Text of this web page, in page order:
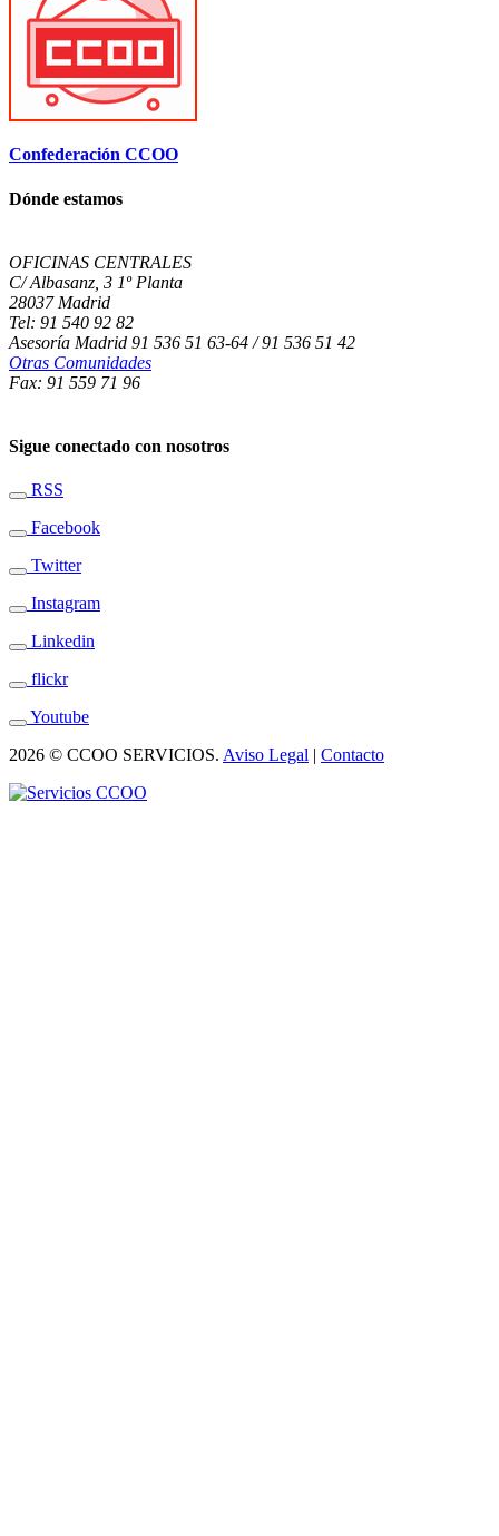
Confederación CCOO
Dónde estamos
OFICINAS CENTRALES
C/ Albasanz, 3 1º Planta
28037 Madrid
Tel: 91 540 92 82
Asesoría Madrid 91 536 51 63-64 / 91 536 51 42
Otras Comunidades
Fax: 91 559 71 96
Sigue conectado con nosotros
RSS
Facebook
Twitter
Instagram
Linkedin
flickr
Youtube
2026 © CCOO SERVICIOS. Aviso Legal | Contacto